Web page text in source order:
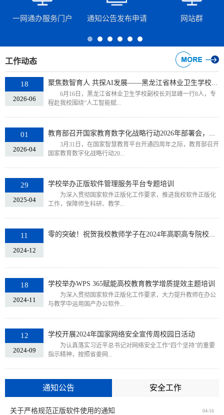
一网通办服务门户 通知公告发布申请 网站群
工作动态
18
2026-06
聚焦数智育人 共探AI发展——黑龙江省林业卫生学校...
6月16日，黑龙江省林业卫生学校副校长刘显峰一行8人，专
程赴我校围绕“人工智能赋...
01
2026-04
教育部召开国家教育数字化战略行动2026年部署会，...
3月31日，在国家智慧教育平台开通四周年之际，教育部召开
国家教育数字化战略行动20...
29
2025-04
学校举办正版软件管理服务平台专题培训
为深入贯彻国家软件正版化工作要求，推进我校软件正版化
工作，保障师生科研、教学...
11
2024-12
零的突破！祝贺我校教师学子在2024年高职高专院校...
18
2024-11
学校举办WPS 365赋能高校教育教学增质提效主题培训
为深入贯彻国家软件正版化工作要求，大力提升教师在办公
与教学中运用国产办公软件...
12
2024-09
学校开展2024年国家网络安全宣传周校园日活动
​为认真落实习近平总书记对网络安全工作“四个坚持”的重要
指示精神，按照省委网...
通知公告 安全工作
04-16
关于严格规范正版软件使用的通知